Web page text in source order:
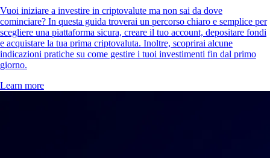
Vuoi iniziare a investire in criptovalute ma non sai da dove
cominciare? In questa guida troverai un percorso chiaro e semplice per
scegliere una piattaforma sicura, creare il tuo account, depositare fondi
e acquistare la tua prima criptovaluta. Inoltre, scoprirai alcune
indicazioni pratiche su come gestire i tuoi investimenti fin dal primo
giorno.
Learn more